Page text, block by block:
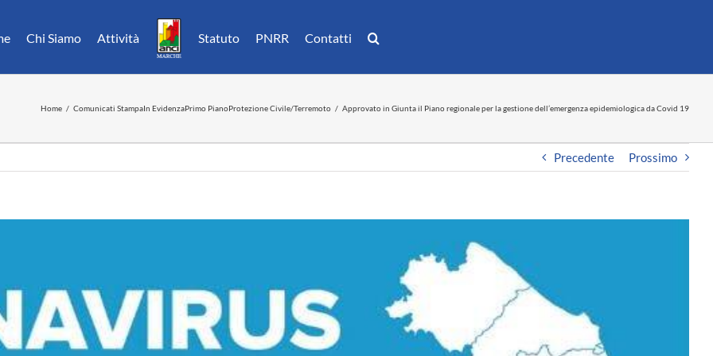
Chi Siamo Attività Statuto PNRR Contatti
Home Comunicati StampaIn EvidenzaPrimo PianoProtezione Civile/Terremoto Approvato in Giunta il Piano regionale per la gestione dell’emergenza epidemiologica da Covid 19
Precedente Prossimo